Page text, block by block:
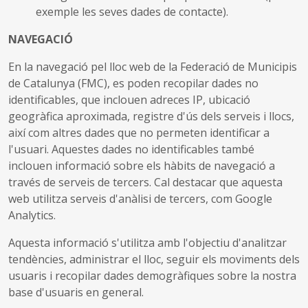
exemple les seves dades de contacte).
NAVEGACIÓ
En la navegació pel lloc web de la Federació de Municipis
de Catalunya (FMC), es poden recopilar dades no
identificables, que inclouen adreces IP, ubicació
geogràfica aproximada, registre d'ús dels serveis i llocs,
així com altres dades que no permeten identificar a
l'usuari. Aquestes dades no identificables també
inclouen informació sobre els hàbits de navegació a
través de serveis de tercers. Cal destacar que aquesta
web utilitza serveis d'anàlisi de tercers, com Google
Analytics.
Aquesta informació s'utilitza amb l'objectiu d'analitzar
tendències, administrar el lloc, seguir els moviments dels
usuaris i recopilar dades demogràfiques sobre la nostra
base d'usuaris en general.